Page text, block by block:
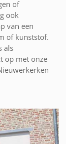
of
ook
van een
of kunststof.
als
op met onze